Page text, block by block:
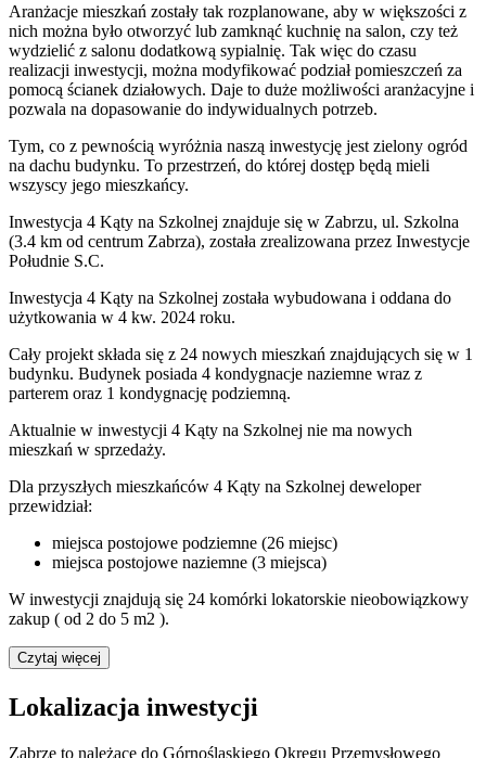
Aranżacje mieszkań zostały tak rozplanowane, aby w większości z
nich można było otworzyć lub zamknąć kuchnię na salon, czy też
wydzielić z salonu dodatkową sypialnię. Tak więc do czasu
realizacji inwestycji, można modyfikować podział pomieszczeń za
pomocą ścianek działowych. Daje to duże możliwości aranżacyjne i
pozwala na dopasowanie do indywidualnych potrzeb.
Tym, co z pewnością wyróżnia naszą inwestycję jest zielony ogród
na dachu budynku. To przestrzeń, do której dostęp będą mieli
wszyscy jego mieszkańcy.
Inwestycja 4 Kąty na Szkolnej znajduje się w Zabrzu, ul. Szkolna
(3.4 km od centrum Zabrza), została zrealizowana przez Inwestycje
Południe S.C.
Inwestycja 4 Kąty na Szkolnej została wybudowana i oddana do
użytkowania w 4 kw. 2024 roku.
Cały projekt składa się z 24 nowych mieszkań znajdujących się w 1
budynku. Budynek posiada 4 kondygnacje naziemne wraz z
parterem oraz 1 kondygnację podziemną.
Aktualnie w inwestycji 4 Kąty na Szkolnej nie ma nowych
mieszkań w sprzedaży.
Dla przyszłych mieszkańców 4 Kąty na Szkolnej deweloper
przewidział:
miejsca postojowe podziemne (26 miejsc)
miejsca postojowe naziemne (3 miejsca)
W inwestycji znajdują się 24 komórki lokatorskie nieobowiązkowy
zakup ( od 2 do 5 m2 ).
Czytaj więcej
Lokalizacja inwestycji
Zabrze to należące do Górnośląskiego Okręgu Przemysłowego